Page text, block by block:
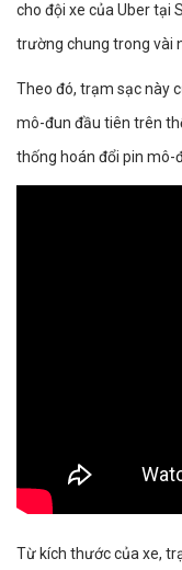
cho đội xe của Uber tại
trường chung trong vài
Theo đó, trạm sạc này
mô-đun đầu tiên trên
thống hoán đổi pin mô-
Từ kích thước của xe,